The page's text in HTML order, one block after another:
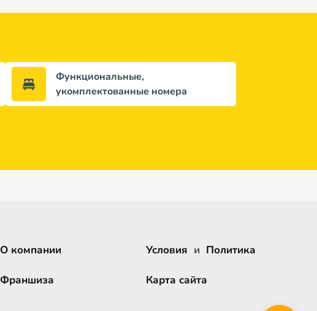
Функциональные,
укомплектованные номера
О компании
Франшиза
Условия и Политика
Карта сайта